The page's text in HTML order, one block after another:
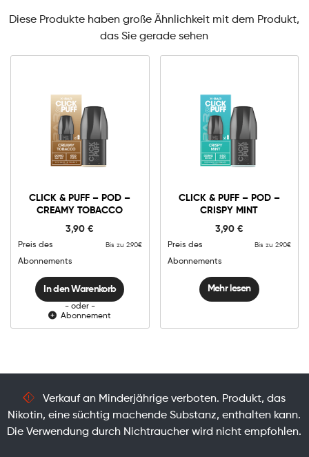
Diese Produkte haben große Ähnlichkeit mit dem Produkt,
das Sie gerade sehen
CLICK & PUFF – POD –
CREAMY TOBACCO
3,90€
Preis des
Abonnements
Bis zu 2.90€
0mg 10mg
&
-
-
Creamy
Tobacco
In den Warenkorb
In den Warenkorb
- oder -
Abonnement
CLICK & PUFF – POD –
CRISPY MINT
3,90 €
Preis des
Abonnements
Bis zu 2.90€
Mehr lesen
Verkauf an Minderjährige verboten. Produkt, das
Nikotin, eine süchtig machende Substanz, enthalten kann.
Die Verwendung durch Nichtraucher wird nicht empfohlen.